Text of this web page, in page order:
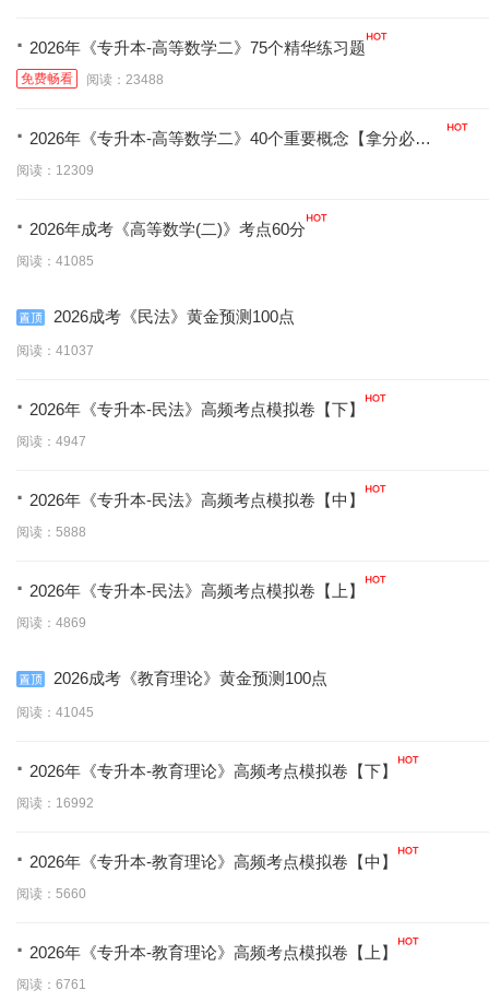
· 2026年《专升本-高等数学二》75个精华练习题
免费畅看 阅读：23488
· 2026年《专升本-高等数学二》40个重要概念【拿分必
背】
阅读：12309
· 2026年成考《高等数学(二)》考点60分
阅读：41085
2026成考《民法》黄金预测100点
阅读：41037
· 2026年《专升本-民法》高频考点模拟卷【下】
阅读：4947
· 2026年《专升本-民法》高频考点模拟卷【中】
阅读：5888
· 2026年《专升本-民法》高频考点模拟卷【上】
阅读：4869
2026成考《教育理论》黄金预测100点
阅读：41045
· 2026年《专升本-教育理论》高频考点模拟卷【下】
阅读：16992
· 2026年《专升本-教育理论》高频考点模拟卷【中】
阅读：5660
· 2026年《专升本-教育理论》高频考点模拟卷【上】
阅读：6761